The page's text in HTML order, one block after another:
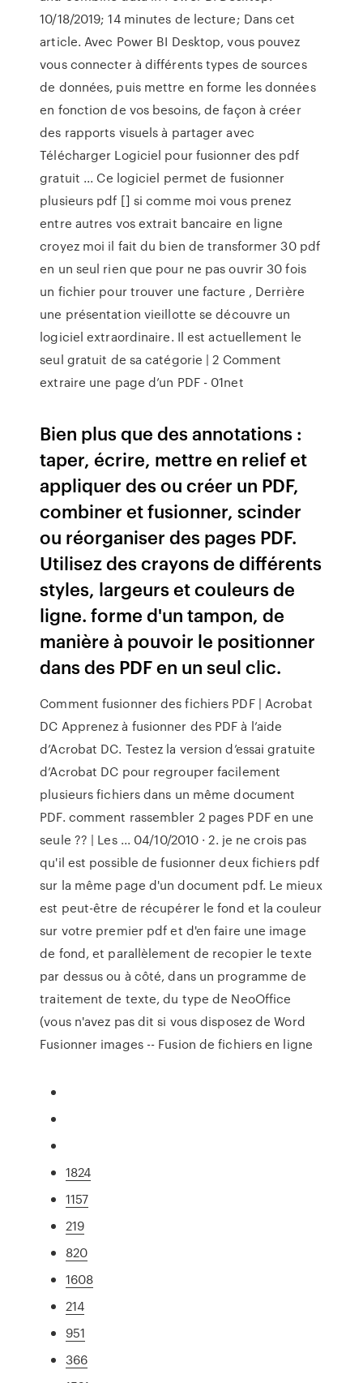
10/18/2019; 14 minutes de lecture; Dans cet
article. Avec Power BI Desktop, vous pouvez
vous connecter à différents types de sources
de données, puis mettre en forme les données
en fonction de vos besoins, de façon à créer
des rapports visuels à partager avec
Télécharger Logiciel pour fusionner des pdf
gratuit ... Ce logiciel permet de fusionner
plusieurs pdf [] si comme moi vous prenez
entre autres vos extrait bancaire en ligne
croyez moi il fait du bien de transformer 30 pdf
en un seul rien que pour ne pas ouvrir 30 fois
un fichier pour trouver une facture , Derrière
une présentation vieillotte se découvre un
logiciel extraordinaire. Il est actuellement le
seul gratuit de sa catégorie | 2 Comment
extraire une page d’un PDF - 01net
Bien plus que des annotations :
taper, écrire, mettre en relief et
appliquer des ou créer un PDF,
combiner et fusionner, scinder
ou réorganiser des pages PDF.
Utilisez des crayons de différents
styles, largeurs et couleurs de
ligne. forme d'un tampon, de
manière à pouvoir le positionner
dans des PDF en un seul clic.
Comment fusionner des fichiers PDF | Acrobat
DC Apprenez à fusionner des PDF à l’aide
d’Acrobat DC. Testez la version d’essai gratuite
d’Acrobat DC pour regrouper facilement
plusieurs fichiers dans un même document
PDF. comment rassembler 2 pages PDF en une
seule ?? | Les ... 04/10/2010 · 2. je ne crois pas
qu'il est possible de fusionner deux fichiers pdf
sur la même page d'un document pdf. Le mieux
est peut-être de récupérer le fond et la couleur
sur votre premier pdf et d'en faire une image
de fond, et parallèlement de recopier le texte
par dessus ou à côté, dans un programme de
traitement de texte, du type de NeoOffice
(vous n'avez pas dit si vous disposez de Word
Fusionner images -- Fusion de fichiers en ligne
1824
1157
219
820
1608
214
951
366